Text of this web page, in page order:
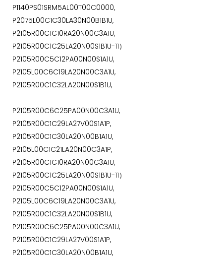
P1140PS01SRM5AL00T00C0000,
P2075L00C1C30LA30N00B1B1U,
P2105R00C1C10RA20N00C3A1U,
P2105R00C1C25LA20N00S1B1U-11）
P2105R00C5C12PA00N00S1A1U,
P2105L00C6C19LA20N00C3A1U,
P2105R00C1C32LA20N00S1B1U,
P2105R00C6C25PA00N00C3A1U,
P2105R00C1C29LA27V00S1A1P,
P2105R00C1C30LA20N00B1A1U,
P2105L00C1C21LA20N00C3A1P,
P2105R00C1C10RA20N00C3A1U,
P2105R00C1C25LA20N00S1B1U-11）
P2105R00C5C12PA00N00S1A1U,
P2105L00C6C19LA20N00C3A1U,
P2105R00C1C32LA20N00S1B1U,
P2105R00C6C25PA00N00C3A1U,
P2105R00C1C29LA27V00S1A1P,
P2105R00C1C30LA20N00B1A1U,